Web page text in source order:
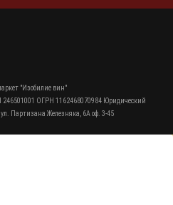
"Изобилие вин"
ОГРН 1162468070984 Юридический
ул. Партизана Железняка, 6А оф. 3-45